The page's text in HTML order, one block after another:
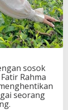
sosok
Rahma
seorang